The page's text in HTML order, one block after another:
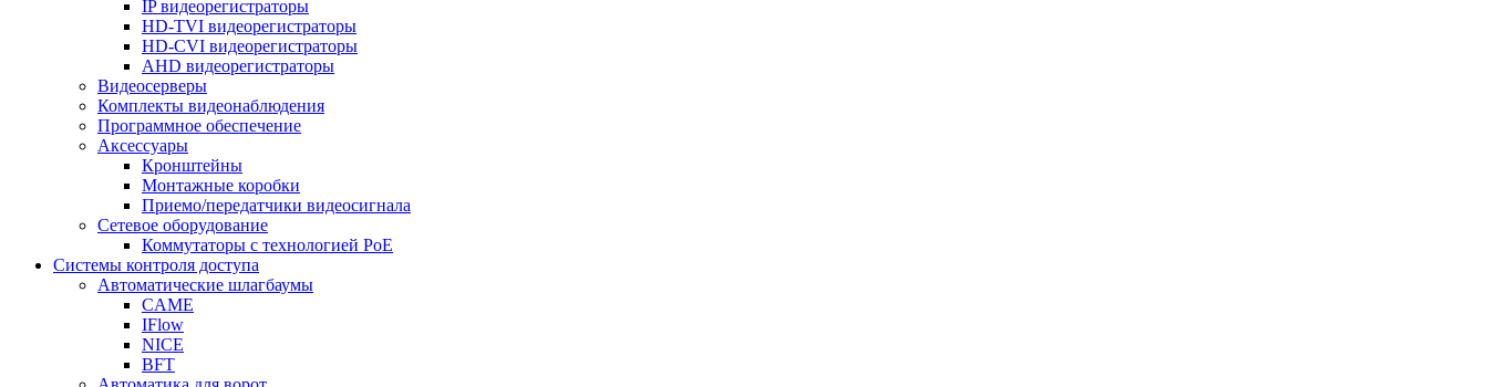
IP видеорегистраторы
HD-TVI видеорегистраторы
HD-CVI видеорегистраторы
AHD видеорегистраторы
Видеосерверы
Комплекты видеонаблюдения
Программное обеспечение
Аксессуары
Кронштейны
Монтажные коробки
Приемо/передатчики видеосигнала
Сетевое оборудование
Коммутаторы с технологией PoE
Системы контроля доступа
Автоматические шлагбаумы
CAME
IFlow
NICE
BFT